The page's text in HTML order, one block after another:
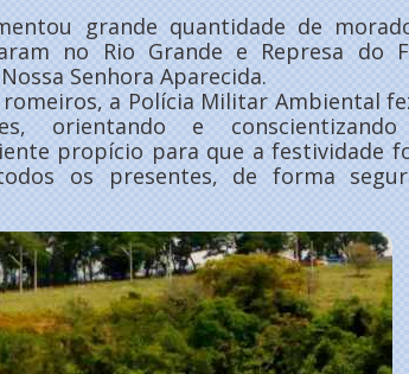
grande quantidade de
no Rio Grande e Represa do
Senhora Aparecida.
a Polícia Militar Ambiental
orientando e
propício para que a festividade
os presentes, de forma